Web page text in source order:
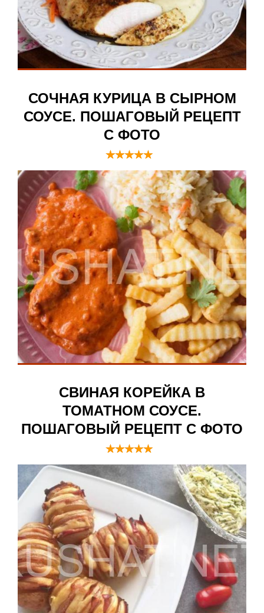
СОЧНАЯ КУРИЦА В СЫРНОМ
СОУСЕ. ПОШАГОВЫЙ РЕЦЕПТ
С ФОТО
СВИНАЯ КОРЕЙКА В
ТОМАТНОМ СОУСЕ.
ПОШАГОВЫЙ РЕЦЕПТ С ФОТО